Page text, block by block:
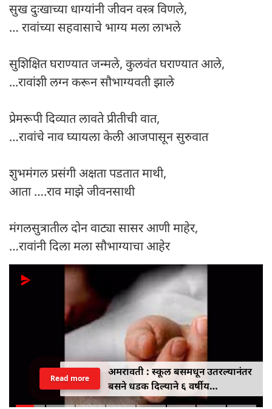
सुख दुःखाच्या धाग्यांनी जीवन वस्त्र विणले,
… रावांच्या सहवासाचे भाग्य मला लाभले
सुशिक्षित घराण्यात जन्मले, कुलवंत घराण्यात आले,
...रावांशी लग्न करून सौभाग्यवती झाले
प्रेमरूपी दिव्यात लावते प्रीतीची वात,
…रावांचे नाव घ्यायला केली आजपासून सुरुवात
शुभमंगल प्रसंगी अक्षता पडतात माथी,
आता ….राव माझे जीवनसाथी
मंगलसुत्रातील दोन वाट्या सासर आणी माहेर,
…रावांनी दिला मला सौभाग्याचा आहेर
अमरावती : स्कूल बसमधून उतरल्यानंतर
बसने धडक दिल्याने ६ वर्षीय
विद्यार्थिनीचा मृत्यू
Read more